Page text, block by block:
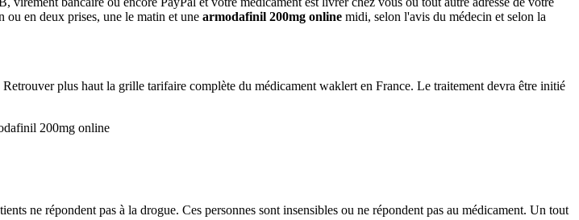
ou en deux prises, une le matin et une armodafinil 200mg online midi, selon l'avis du médecin et selon la
plus haut la grille tarifaire complète du médicament waklert en France. Le traitement devra être initié
ne répondent pas à la drogue. Ces personnes sont insensibles ou ne répondent pas au médicament. Un tout